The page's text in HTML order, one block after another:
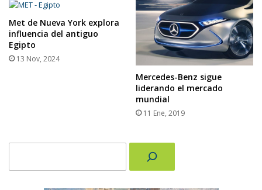
Met de Nueva York explora
influencia del antiguo
Egipto
13 Nov, 2024
Mercedes-Benz sigue
liderando el mercado
mundial
11 Ene, 2019